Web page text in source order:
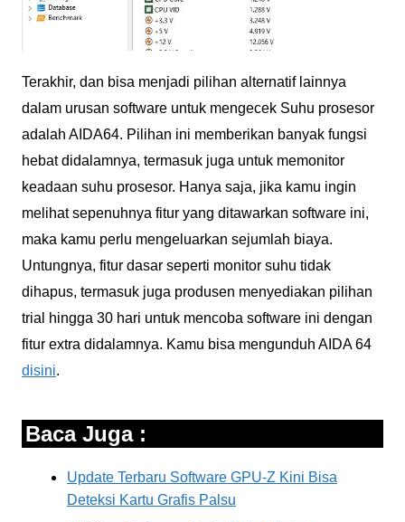
Terakhir, dan bisa menjadi pilihan alternatif lainnya
dalam urusan software untuk mengecek Suhu prosesor
adalah AIDA64. Pilihan ini memberikan banyak fungsi
hebat didalamnya, termasuk juga untuk memonitor
keadaan suhu prosesor. Hanya saja, jika kamu ingin
melihat sepenuhnya fitur yang ditawarkan software ini,
maka kamu perlu mengeluarkan sejumlah biaya.
Untungnya, fitur dasar seperti monitor suhu tidak
dihapus, termasuk juga produsen menyediakan pilihan
trial hingga 30 hari untuk mencoba software ini dengan
fitur extra didalamnya. Kamu bisa mengunduh AIDA 64
disini.
Baca Juga :
Update Terbaru Software GPU-Z Kini Bisa
Deteksi Kartu Grafis Palsu